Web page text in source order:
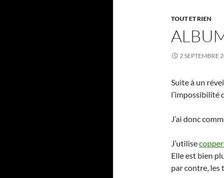
TOUT ET RIEN
2 SEPTEMBRE
Suite à un
l’impossibilité
J’ai donc
J’utilise
Elle est bien
par contre, les